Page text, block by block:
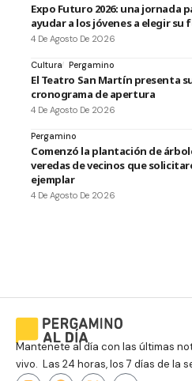
Expo Futuro 2026: una jornada
ayudar a los jóvenes a elegir su
4 De Agosto De 2026
Cultura Pergamino
El Teatro San Martín presenta
cronograma de apertura
4 De Agosto De 2026
Pergamino
Comenzó la plantación de
veredas de vecinos que
ejemplar
4 De Agosto De 2026
Mantenete al día con las últimas
vivo. Las 24 horas, los 7 días de la